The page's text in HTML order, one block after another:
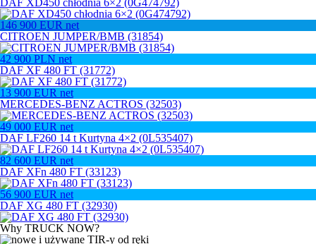
DAF XD450 chłodnia 6×2 (0G474792)
146 900 EUR net
CITROEN JUMPER/BMB (31854)
42 900 PLN net
DAF XF 480 FT (31772)
13 900 EUR net
MERCEDES-BENZ ACTROS (32503)
49 000 EUR net
DAF LF260 14 t Kurtyna 4×2 (0L535407)
82 600 EUR net
DAF XFn 480 FT (33123)
56 900 EUR net
DAF XG 480 FT (32930)
Why TRUCK NOW?